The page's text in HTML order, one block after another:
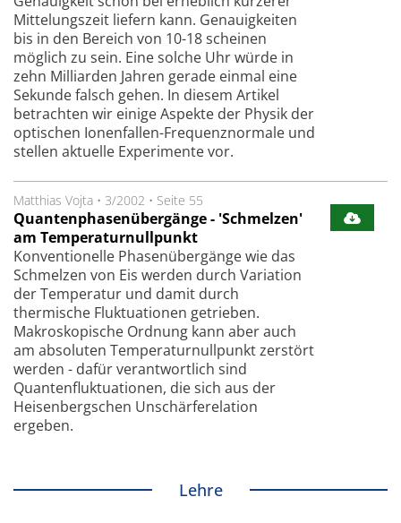
Mittelungszeit liefern kann. Genauigkeiten
bis in den Bereich von 10-18 scheinen
möglich zu sein. Eine solche Uhr würde in
zehn Milliarden Jahren gerade einmal eine
Sekunde falsch gehen. In diesem Artikel
betrachten wir einige Aspekte der Physik der
optischen Ionenfallen-Frequenznormale und
stellen aktuelle Experimente vor.
Matthias Vojta • 3/2002 • Seite 55
Quantenphasenübergänge - 'Schmelzen'
am Temperaturnullpunkt
Konventionelle Phasenübergänge wie das
Schmelzen von Eis werden durch Variation
der Temperatur und damit durch
thermische Fluktuationen getrieben.
Makroskopische Ordnung kann aber auch
am absoluten Temperaturnullpunkt zerstört
werden - dafür verantwortlich sind
Quantenfluktuationen, die sich aus der
Heisenbergschen Unschärferelation
ergeben.
Lehre